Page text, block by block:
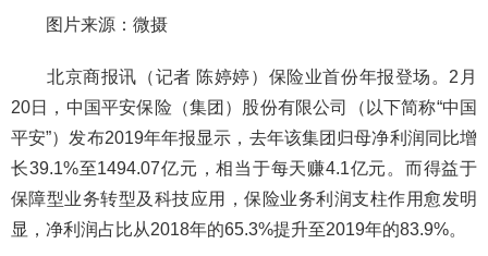
图片来源：微摄
北京商报讯（记者 陈婷婷）保险业首份年报登场。2月
20日，中国平安保险（集团）股份有限公司（以下简称“中国
平安”）发布2019年年报显示，去年该集团归母净利润同比增
长39.1%至1494.07亿元，相当于每天赚4.1亿元。而得益于
保障型业务转型及科技应用，保险业务利润支柱作用愈发明
显，净利润占比从2018年的65.3%提升至2019年的83.9%。